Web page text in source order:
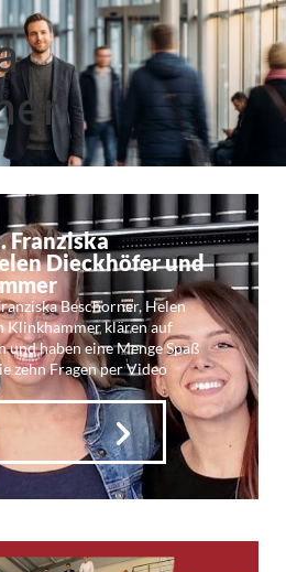
Franziska
Dieckhöfer und
Beschorner, Helen
Klinkhammer klären auf
und haben eine Menge Spaß
zehn Fragen per Video